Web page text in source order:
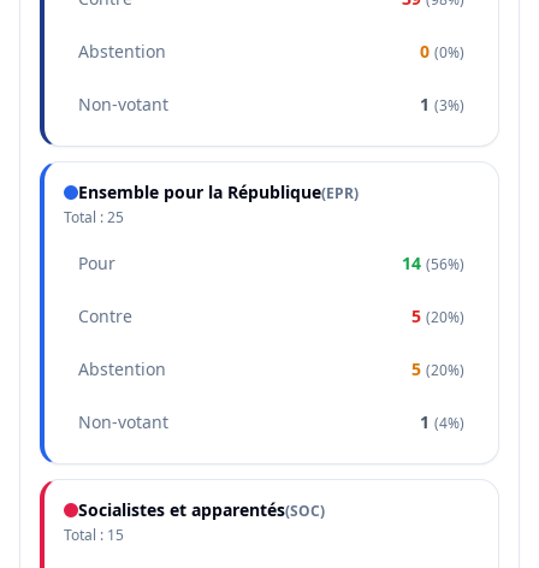
Abstention 0 (0%)
Non-votant 1 (3%)
Ensemble pour la République(EPR)
Total :25
Pour 14 (56%)
Contre 5 (20%)
Abstention 5 (20%)
Non-votant 1 (4%)
Socialistes et apparentés(SOC)
Total : 15